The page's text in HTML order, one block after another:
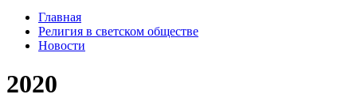
Главная
Религия в светском обществе
Новости
2020